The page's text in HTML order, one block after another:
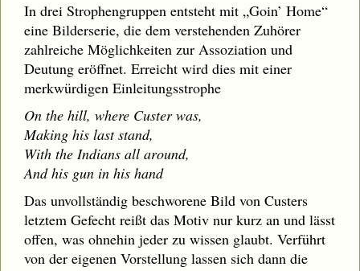
In drei Strophengruppen entsteht mit „Goin’ Home“
eine Bilderserie, die dem verstehenden Zuhörer
zahlreiche Möglichkeiten zur Assoziation und
Deutung eröffnet. Erreicht wird dies mit einer
merkwürdigen Einleitungsstrophe
On the hill, where Custer was,
Making his last stand,
With the Indians all around,
And his gun in his hand
Das unvollständig beschworene Bild von Custers
letztem Gefecht reißt das Motiv nur kurz an und lässt
offen, was ohnehin jeder zu wissen glaubt. Verführt
von der eigenen Vorstellung lassen sich dann die